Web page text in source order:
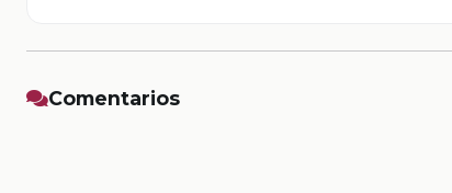
Comentarios